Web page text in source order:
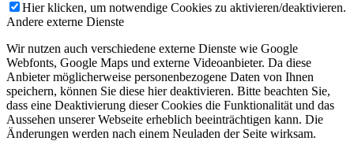
Hier klicken, um notwendige Cookies zu aktivieren/deaktivieren.
Andere externe Dienste
Wir nutzen auch verschiedene externe Dienste wie Google
Webfonts, Google Maps und externe Videoanbieter. Da diese
Anbieter möglicherweise personenbezogene Daten von Ihnen
speichern, können Sie diese hier deaktivieren. Bitte beachten Sie,
dass eine Deaktivierung dieser Cookies die Funktionalität und das
Aussehen unserer Webseite erheblich beeinträchtigen kann. Die
Änderungen werden nach einem Neuladen der Seite wirksam.